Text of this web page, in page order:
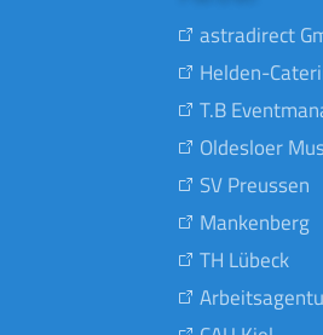
astradirect
Helden-
T.B
Oldesloer
SV Preussen
Mankenberg
TH Lübeck